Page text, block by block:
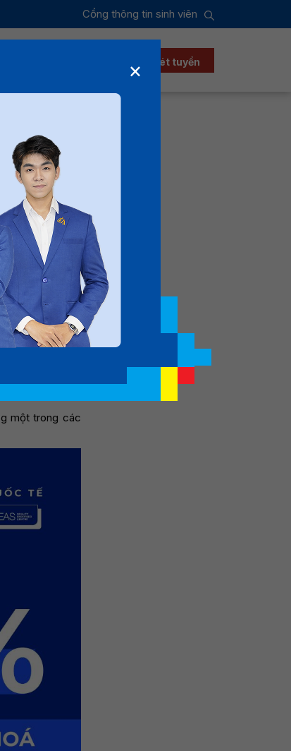
Cổng thông tin sinh viên
Đăng ký xét tuyển
bổng 35 năm
học tập tốt
nổi bật, giúp
một trong các
×